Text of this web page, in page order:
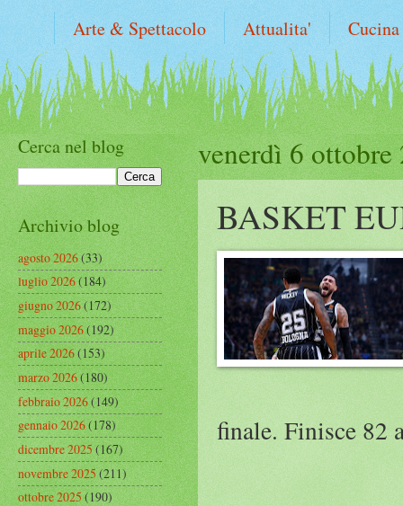
Arte & Spettacolo Attualita' Cucina
venerdì 6 ottobre
BASKET
finale. Finisce 82
Cerca nel blog
Archivio blog
agosto 2026(33)
luglio 2026(184)
giugno 2026(172)
maggio 2026(192)
aprile 2026(153)
marzo 2026(180)
febbraio 2026(149)
gennaio 2026(178)
dicembre 2025(167)
novembre 2025(211)
ottobre 2025(190)